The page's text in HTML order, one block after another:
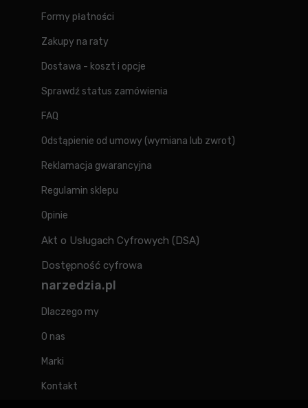
Formy płatności
Zakupy na raty
Dostawa - koszt i opcje
Sprawdź status zamówienia
FAQ
Odstąpienie od umowy (wymiana lub zwrot)
Reklamacja gwarancyjna
Regulamin sklepu
Opinie
Akt o Usługach Cyfrowych (DSA)
Dostępność cyfrowa
narzedzia.pl
Dlaczego my
O nas
Marki
Kontakt